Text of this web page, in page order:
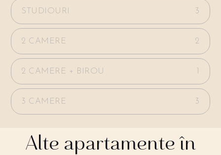
STUDIOURI 3
2 CAMERE 2
2 CAMERE + BIROU
3 CAMERE 3
Alte apartamente în